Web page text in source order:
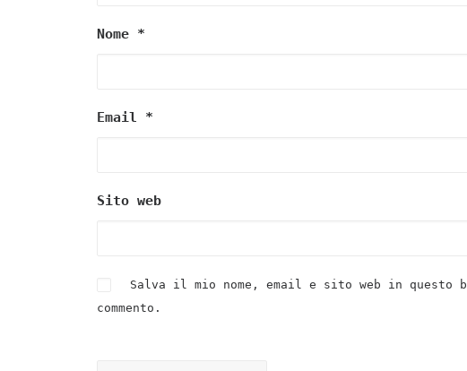
Nome *
Email *
Sito web
Salva il mio nome, email e sito web in questo
commento.